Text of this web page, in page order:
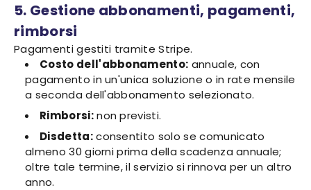
5. Gestione abbonamenti, pagamenti,
rimborsi
Pagamenti gestiti tramite Stripe.
Costo dell'abbonamento: annuale, con
pagamento in un'unica soluzione o in rate mensile
a seconda dell'abbonamento selezionato.
Rimborsi:non previsti.
Disdetta:consentito solo se comunicato
almeno 30 giorni prima della scadenza annuale;
oltre tale termine, il servizio si rinnova per un altro
anno.